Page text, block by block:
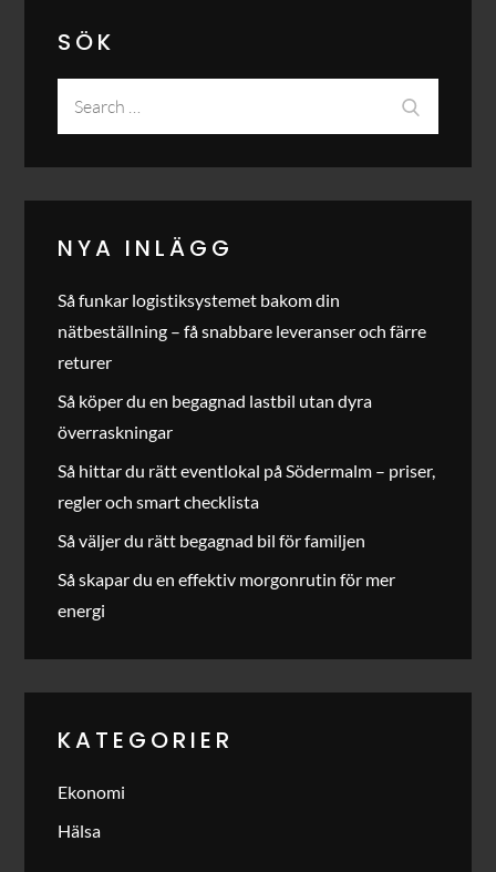
inlägg
SÖK
NYA INLÄGG
Så funkar logistiksystemet bakom din
nätbeställning – få snabbare leveranser och färre
returer
Så köper du en begagnad lastbil utan dyra
överraskningar
Så hittar du rätt eventlokal på Södermalm – priser,
regler och smart checklista
Så väljer du rätt begagnad bil för familjen
Så skapar du en effektiv morgonrutin för mer
energi
KATEGORIER
Ekonomi
Hälsa